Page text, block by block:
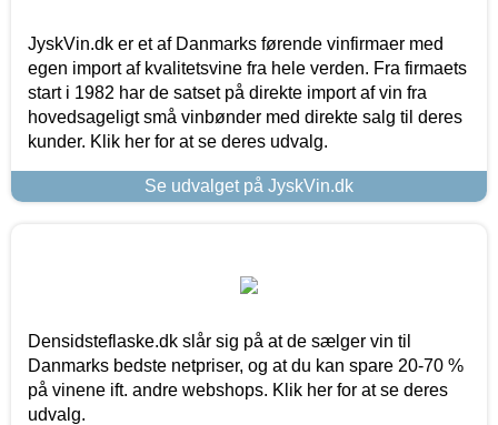
JyskVin.dk er et af Danmarks førende vinfirmaer med
egen import af kvalitetsvine fra hele verden. Fra firmaets
start i 1982 har de satset på direkte import af vin fra
hovedsageligt små vinbønder med direkte salg til deres
kunder. Klik her for at se deres udvalg.
Se udvalget på JyskVin.dk
Densidsteflaske.dk slår sig på at de sælger vin til
Danmarks bedste netpriser, og at du kan spare 20-70 %
på vinene ift. andre webshops. Klik her for at se deres
udvalg.